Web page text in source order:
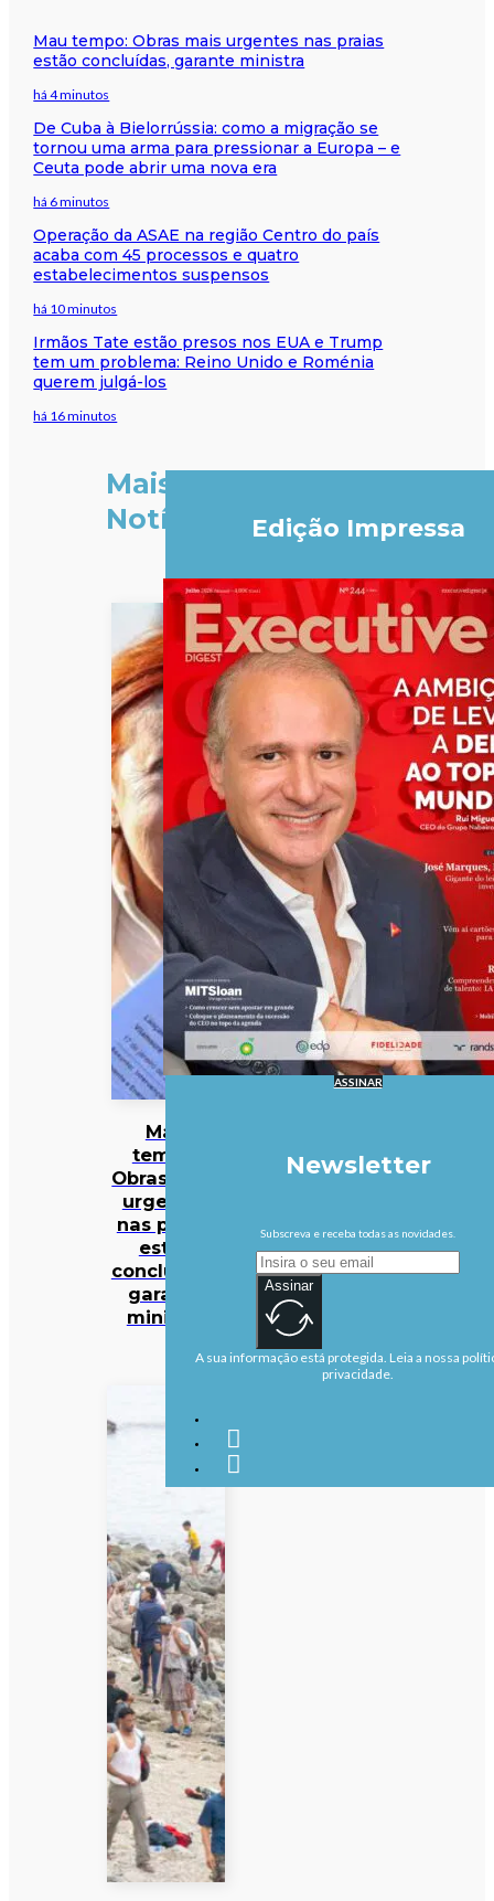
Mau tempo: Obras mais urgentes nas praias
estão concluídas, garante ministra
há 4 minutos
De Cuba à Bielorrússia: como a migração se
tornou uma arma para pressionar a Europa – e
Ceuta pode abrir uma nova era
há 6 minutos
Operação da ASAE na região Centro do país
acaba com 45 processos e quatro
estabelecimentos suspensos
há 10 minutos
Irmãos Tate estão presos nos EUA e Trump
tem um problema: Reino Unido e Roménia
querem julgá-los
há 16 minutos
Mais
Notícias
Mau
tempo:
Obras mais
urgentes
nas praias
estão
concluídas,
garante
ministra
Edição Impressa
ASSINAR
Newsletter
Subscreva e receba todas as novidades.
Assinar
A sua informação está protegida. Leia a nossa
privacidade.